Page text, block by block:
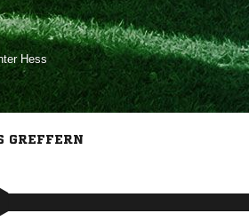

GREFFERN